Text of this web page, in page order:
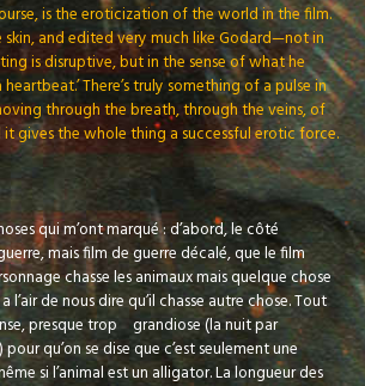
is the eroticization of the world in the film.
skin, and edited very much like Godard—not in
is disruptive, but in the sense of what he
heartbeat.’ There’s truly something of a pulse in
through the breath, through the veins, of
gives the whole thing a successful erotic force.
qui m’ont marqué : d’abord, le côté
mais film de guerre décalé, que le film
chasse les animaux mais quelque chose
l’air de nous dire qu’il chasse autre chose. Tout
presque trop
grandiose (la nuit par
qu’on se dise que c’est seulement une
si l’animal est un alligator. La longueur des